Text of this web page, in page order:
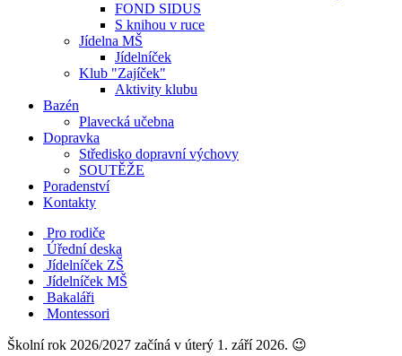
FOND SIDUS
S knihou v ruce
Jídelna MŠ
Jídelníček
Klub "Zajíček"
Aktivity klubu
Bazén
Plavecká učebna
Dopravka
Středisko dopravní výchovy
SOUTĚŽE
Poradenství
Kontakty
Pro rodiče
Úřední deska
Jídelníček ZŠ
Jídelníček MŠ
Bakaláři
Montessori
Školní rok 2026/2027 začíná v úterý 1. září 2026. 😉